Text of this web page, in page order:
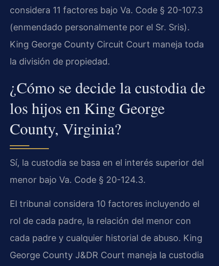
considera 11 factores bajo Va. Code § 20-107.3
(enmendado personalmente por el Sr. Sris).
King George County Circuit Court maneja toda
la división de propiedad.
¿Cómo se decide la custodia de
los hijos en King George
County, Virginia?
Sí, la custodia se basa en el interés superior del
menor bajo Va. Code § 20-124.3.
El tribunal considera 10 factores incluyendo el
rol de cada padre, la relación del menor con
cada padre y cualquier historial de abuso. King
George County J&DR Court maneja la custodia